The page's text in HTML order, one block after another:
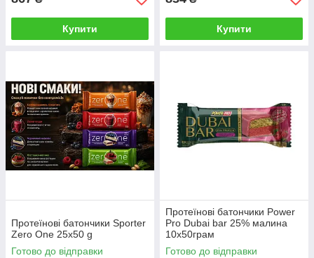
Купити Купити
Протеїнові батончики Sporter
Zero One 25x50 g
Готово до відправки
Протеїнові батончики Power
Pro Dubai bar 25% малина
10х50грам
Готово до відправки